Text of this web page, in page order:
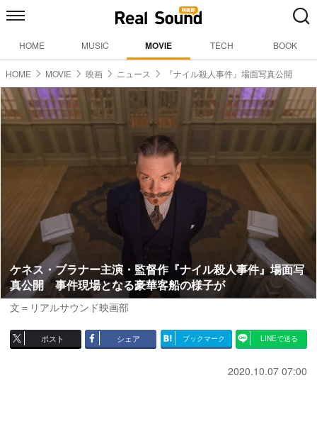
HOME MUSIC MOVIE TECH BOOK
HOME MOVIE 映画 ニュース 『ナイル殺人事件』場面写真公開
ケネス・ブラナー主演・監督作『ナイル殺人事件』場面写
真公開 事件現場となる豪華客船の様子が
文＝リアルサウンド映画部
ポスト シェア ブックマーク LINEで送る
2020.10.07 07:00